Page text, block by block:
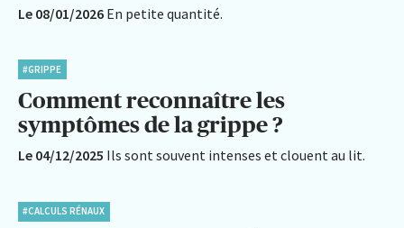
Le 08/01/2026 En petite quantité.
#GRIPPE
Comment reconnaître les
symptômes de la grippe ?
Le 04/12/2025 Ils sont souvent intenses et clouent au lit.
#CALCULS RÉNAUX